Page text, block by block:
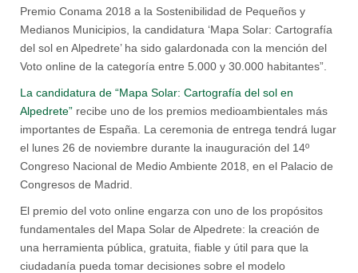
Premio Conama 2018 a la Sostenibilidad de Pequeños y
Medianos Municipios, la candidatura ‘Mapa Solar: Cartografía
del sol en Alpedrete’ ha sido galardonada con la mención del
Voto online de la categoría entre 5.000 y 30.000 habitantes”.
La candidatura de “Mapa Solar: Cartografía del sol en
Alpedrete” recibe uno de los premios medioambientales más
importantes de España. La ceremonia de entrega tendrá lugar
el lunes 26 de noviembre durante la inauguración del 14º
Congreso Nacional de Medio Ambiente 2018, en el Palacio de
Congresos de Madrid.
El premio del voto online engarza con uno de los propósitos
fundamentales del Mapa Solar de Alpedrete: la creación de
una herramienta pública, gratuita, fiable y útil para que la
ciudadanía pueda tomar decisiones sobre el modelo